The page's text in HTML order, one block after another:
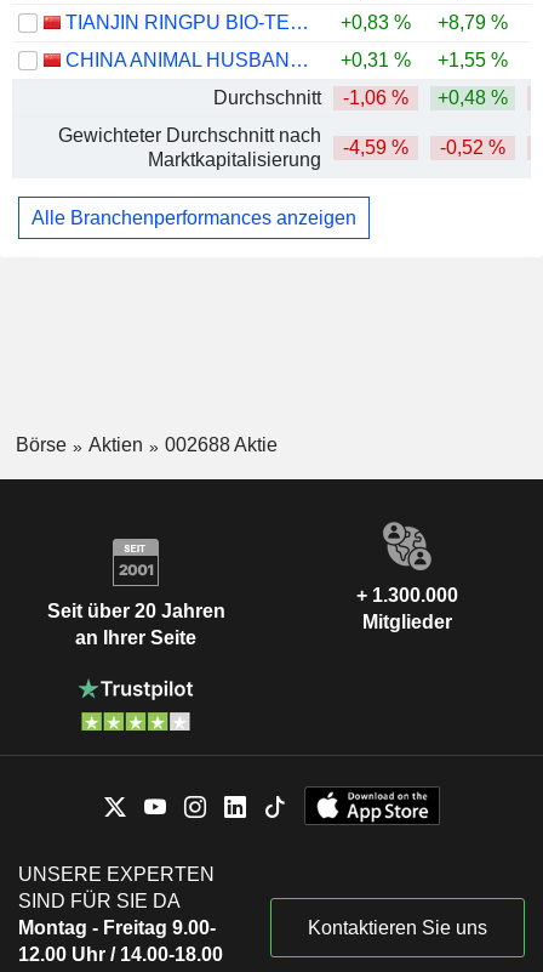
TIANJIN RINGPU BIO-TECHNOLOGY CO.,LTD.
+0,83 % +8,79 %
CHINA ANIMAL HUSBANDRY INDUSTRY CO., LTD.
+0,31 % +1,55 %
Durchschnitt
-1,06 % +0,48 %
Gewichteter Durchschnitt nach
Marktkapitalisierung
-4,59 % -0,52 %
Alle Branchenperformances anzeigen
Börse Aktien 002688 Aktie
Seit über 20 Jahren
an Ihrer Seite
+ 1.300.000
Mitglieder
UNSERE EXPERTEN
SIND FÜR SIE DA
Montag - Freitag 9.00-
12.00 Uhr / 14.00-18.00
Kontaktieren Sie uns